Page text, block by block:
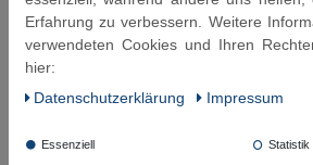
BWGL / W270
Diese Artikel könnten Sie auch
Erfahrung zu verbessern. Weitere
verwendeten Cookies und Ihren
hier:
Daten­schutz­erklärung
Impressum
Essenziell Statistik